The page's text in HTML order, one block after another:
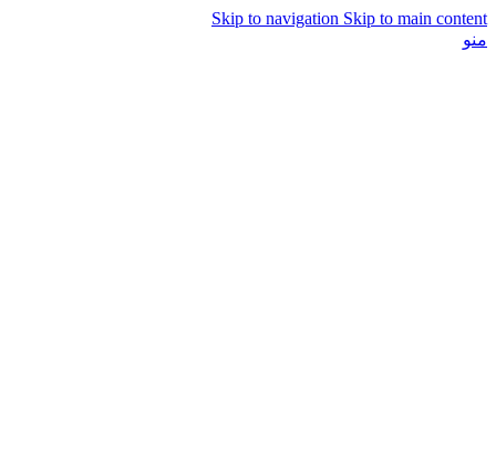
Skip to navigation Skip to main content
منو